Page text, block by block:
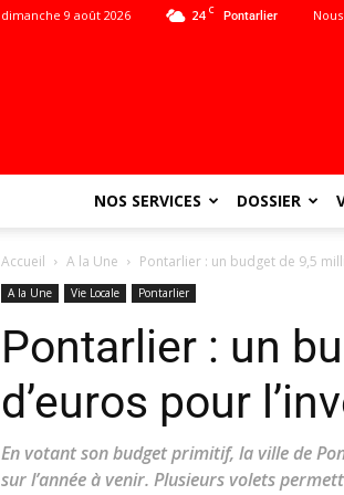
24 C Pontarlier
dimanche 9 août 2026
NOS SERVICES DOSSIER
Accueil A la Une Pontarlier : un budget de 9,5
A la Une Vie Locale Pontarlier
Pontarlier : un
d’euros pour
En votant son budget primitif, la ville de
sur l’année à venir. Plusieurs volets